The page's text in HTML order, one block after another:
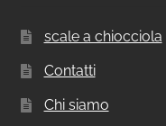
scale a chiocciola
Contatti
Chi siamo